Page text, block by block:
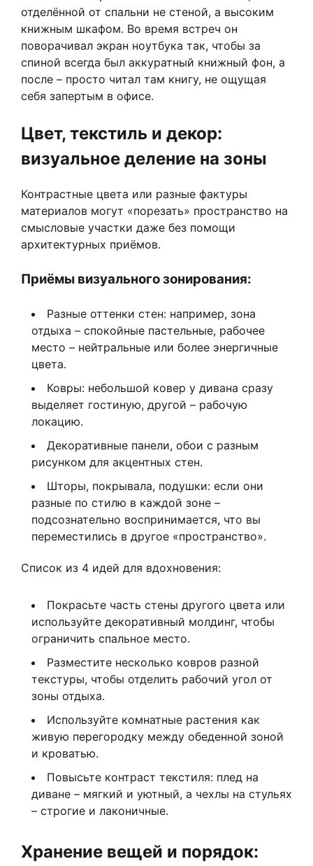
отделённой от спальни не стеной, а высоким
книжным шкафом. Во время встреч он
поворачивал экран ноутбука так, чтобы за
спиной всегда был аккуратный книжный фон, а
после – просто читал там книгу, не ощущая
себя запертым в офисе.
Цвет, текстиль и декор:
визуальное деление на зоны
Контрастные цвета или разные фактуры
материалов могут «порезать» пространство на
смысловые участки даже без помощи
архитектурных приёмов.
Приёмы визуального зонирования:
Разные оттенки стен: например, зона
отдыха – спокойные пастельные, рабочее
место – нейтральные или более энергичные
цвета.
Ковры: небольшой ковер у дивана сразу
выделяет гостиную, другой – рабочую
локацию.
Декоративные панели, обои с разным
рисунком для акцентных стен.
Шторы, покрывала, подушки: если они
разные по стилю в каждой зоне –
подсознательно воспринимается, что вы
переместились в другое «пространство».
Список из 4 идей для вдохновения:
Покрасьте часть стены другого цвета или
используйте декоративный молдинг, чтобы
ограничить спальное место.
Разместите несколько ковров разной
текстуры, чтобы отделить рабочий угол от
зоны отдыха.
Используйте комнатные растения как
живую перегородку между обеденной зоной
и кроватью.
Повысьте контраст текстиля: плед на
диване – мягкий и уютный, а чехлы на стульях
– строгие и лаконичные.
Хранение вещей и порядок: